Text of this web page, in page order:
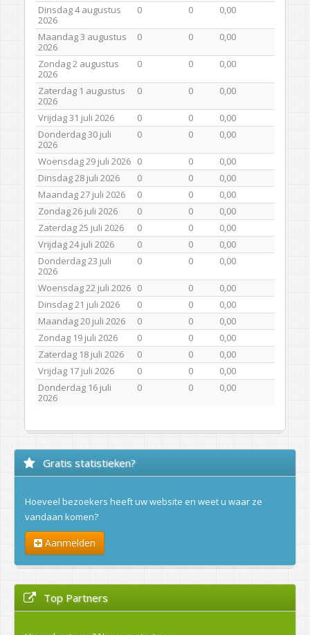
Dinsdag 4 augustus
2026
0 0 0,00
Maandag 3 augustus
2026
0 0 0,00
Zondag 2 augustus
2026
0 0 0,00
Zaterdag 1 augustus
2026
0 0 0,00
Vrijdag 31 juli 2026 0 0
0,00
Donderdag 30 juli
2026
0 0 0,00
Woensdag 29 juli 2026 0 0
0,00
Dinsdag 28 juli 2026
0 0
0,00
Maandag 27 juli 2026
0 0
0,00
Zondag 26 juli 2026
0 0
0,00
Zaterdag 25 juli 2026
0 0
0,00
Vrijdag 24 juli 2026
0 0
0,00
Donderdag 23 juli
2026
0 0 0,00
Woensdag 22 juli 2026 0 0
0,00
Dinsdag 21 juli 2026
0 0
0,00
Maandag 20 juli 2026
0 0
0,00
Zondag 19 juli 2026
0 0
0,00
Zaterdag 18 juli 2026
0 0
0,00
Vrijdag 17 juli 2026
0 0
0,00
Donderdag 16 juli
2026
0 0 0,00
Gratis statistieken?
Hoeveel bezoekers heeft uw website en weet u waar ze
vandaan komen?
Aanmelden
Top Partners